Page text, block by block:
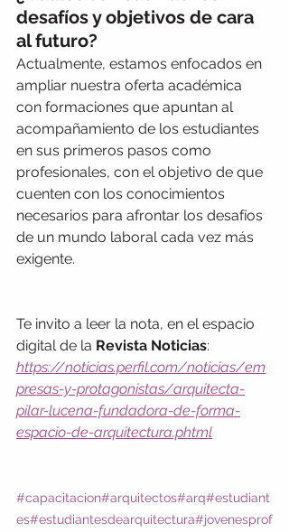
desafíos y objetivos de cara
al futuro?
Actualmente, estamos enfocados en
ampliar nuestra oferta académica
con formaciones que apuntan al
acompañamiento de los estudiantes
en sus primeros pasos como
profesionales, con el objetivo de que
cuenten con los conocimientos
necesarios para afrontar los desafíos
de un mundo laboral cada vez más
exigente.
Te invito a leer la nota, en el espacio
digital de la Revista Noticias:
https://noticias.perfil.com/noticias/em
presas-y-protagonistas/arquitecta-
pilar-lucena-fundadora-de-forma-
espacio-de-arquitectura.phtml
#capacitacion#arquitectos#arq#estudiant
es#estudiantesdearquitectura#jovenesprof